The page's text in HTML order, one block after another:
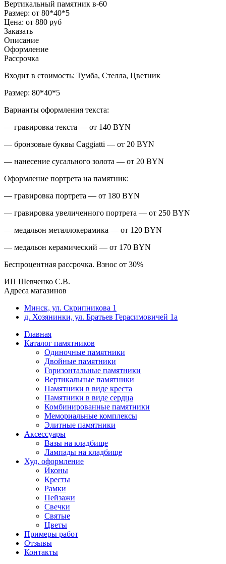
Вертикальный памятник в-60
Размер: от 80*40*5
Цена: от 880 руб
Заказать
Описание
Оформление
Рассрочка
Входит в стоимость: Тумба, Стелла, Цветник
Размер: 80*40*5
Варианты оформления текста:
— гравировка текста — от 140 BYN
— бронзовые буквы Caggiatti — от 20 BYN
— нанесение сусального золота — от 20 BYN
Оформление портрета на памятник:
— гравировка портрета — от 180 BYN
— гравировка увеличенного портрета — от 250 BYN
— медальон металлокерамика — от 120 BYN
— медальон керамический — от 170 BYN
Беспроцентная рассрочка. Взнос от 30%
ИП Шевченко С.В.
Адреса магазинов
Минск, ул. Скрипникова 1
д. Хозянинки, ул. Братьев Герасимовичей 1а
Главная
Каталог памятников
Одиночные памятники
Двойные памятники
Горизонтальные памятники
Вертикальные памятники
Памятники в виде креста
Памятники в виде сердца
Комбинированные памятники
Мемориальные комплексы
Элитные памятники
Аксессуары
Вазы на кладбище
Лампады на кладбище
Худ. оформление
Иконы
Кресты
Рамки
Пейзажи
Свечки
Святые
Цветы
Примеры работ
Отзывы
Контакты